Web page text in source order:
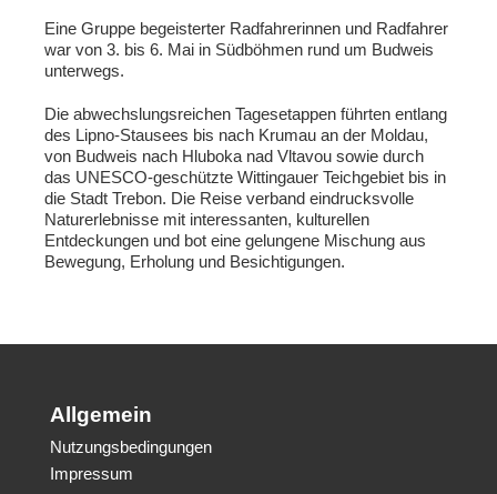
Eine Gruppe begeisterter Radfahrerinnen und Radfahrer
war von 3. bis 6. Mai in Südböhmen rund um Budweis
unterwegs.
Die abwechslungsreichen Tagesetappen führten entlang
des Lipno-Stausees bis nach Krumau an der Moldau,
von Budweis nach Hluboka nad Vltavou sowie durch
das UNESCO-geschützte Wittingauer Teichgebiet bis in
die Stadt Trebon. Die Reise verband eindrucksvolle
Naturerlebnisse mit interessanten, kulturellen
Entdeckungen und bot eine gelungene Mischung aus
Bewegung, Erholung und Besichtigungen.
Allgemein
Nutzungsbedingungen
Impressum